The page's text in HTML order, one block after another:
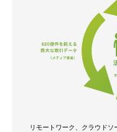
リモートワーク、クラウド